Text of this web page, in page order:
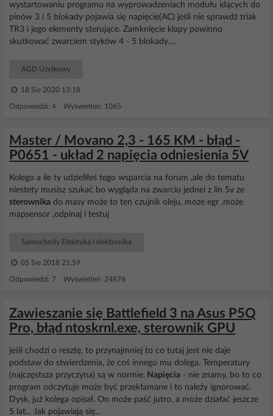
wystartowaniu programu na wyprowadzeniach modułu idących do
pinów 3 i 5 blokady pojawia się napięcie(AC) jeśli nie sprawdź triak
TR3 i jego elementy sterujące. Zamknięcie klapy powinno
skutkować zwarciem styków 4 - 5 blokady....
AGD Użytkowy
18 Sie 2020 13:18
Odpowiedzi: 4 Wyświetleń: 1065
Master / Movano 2,3 - 165 KM - błąd -
P0651 - układ 2 napięcia odniesienia 5V
Kolego a ile ty udzieliłeś tego wsparcia na forum ,ale do tematu
niestety musisz szukać bo wygląda na zwarciu jednei z lin 5v ze
sterownika do masy może to ten czujnik oleju, moze egr ,może
mapsensor ,odpinaj i testuj
Samochody Elektryka i elektronika
05 Sie 2018 21:59
Odpowiedzi: 7 Wyświetleń: 24876
Zawieszanie się Battlefield 3 na Asus P5Q
Pro, błąd ntoskrnl.exe, sterownik GPU
jeśli chodzi o resztę, to przynajmniej to co tutaj jest nie daje
podstaw do stwierdzenia, że coś innego mu dolega. Temperatury
(najczęstsza przyczyna) są w normie. Napięcia - nie znamy, bo to co
program odczytuje może być przekłamane i to należy ignorować.
Dysk, już kolega opisał. On może paść jutro, a może działać jeszcze
5 lat... Jak pojawiają się...